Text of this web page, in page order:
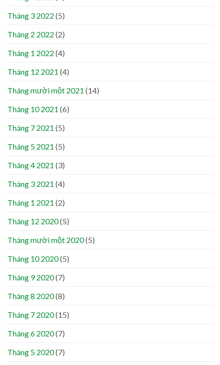
Tháng 3 2022 (5)
Tháng 2 2022 (2)
Tháng 1 2022 (4)
Tháng 12 2021 (4)
Tháng mười một 2021 (14)
Tháng 10 2021 (6)
Tháng 7 2021 (5)
Tháng 5 2021 (5)
Tháng 4 2021 (3)
Tháng 3 2021 (4)
Tháng 1 2021 (2)
Tháng 12 2020(5)
Tháng mười một 2020(5)
Tháng 10 2020(5)
Tháng 9 2020(7)
Tháng 8 2020(8)
Tháng 7 2020(15)
Tháng 6 2020(7)
Tháng 5 2020(7)